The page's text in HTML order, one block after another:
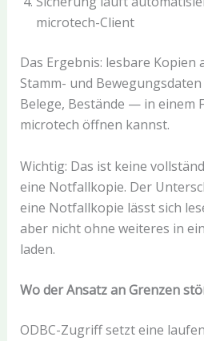
microtech-Client
Das Ergebnis: lesbare Kopien
Stamm- und
Belege, Bestände — in einem
microtech öffnen kannst.
Wichtig: Das ist keine
eine Notfallkopie. Der
eine Notfallkopie lässt sich
aber nicht ohne weiteres in
laden.
Wo der Ansatz an Grenzen
ODBC-Zugriff setzt eine